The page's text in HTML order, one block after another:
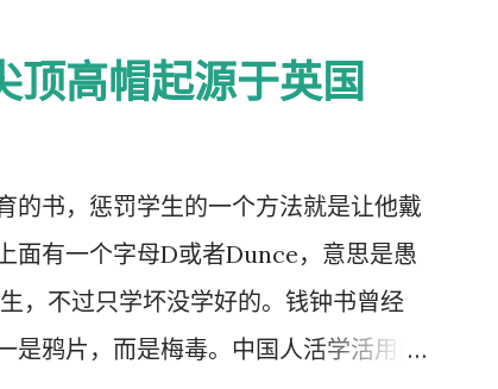
顶高帽起源于英国
的书，惩罚学生的一个方法就是让他戴
面有一个字母D或者Dunce，意思是愚
，不过只学坏没学好的。钱钟书曾经
是鸦片，而是梅毒。中国人活学活用西